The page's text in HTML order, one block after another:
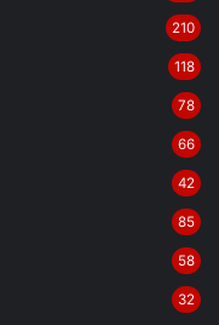
210
118
78
66
42
85
58
32